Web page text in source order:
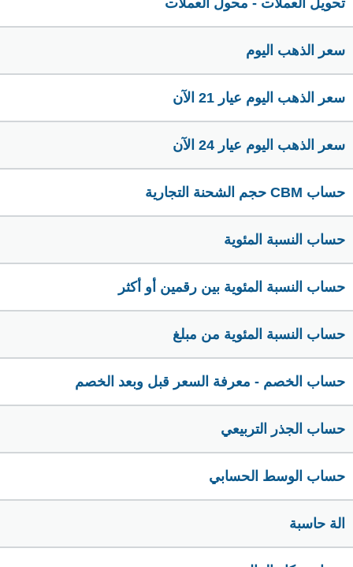
تحويل العملات - محول العملات
سعر الذهب اليوم
سعر الذهب اليوم عيار 21 الآن
سعر الذهب اليوم عيار 24 الآن
حساب CBM حجم الشحنة التجارية
حساب النسبة المئوية
حساب النسبة المئوية بين رقمين أو أكثر
حساب النسبة المئوية من مبلغ
حساب الخصم - معرفة السعر قبل وبعد الخصم
حساب الجذر التربيعي
حساب الوسط الحسابي
الة حاسبة